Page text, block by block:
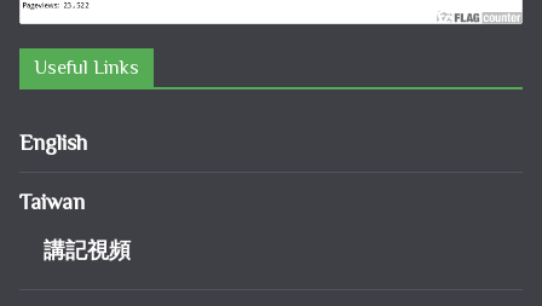
Useful Links
English
Taiwan
講記視頻